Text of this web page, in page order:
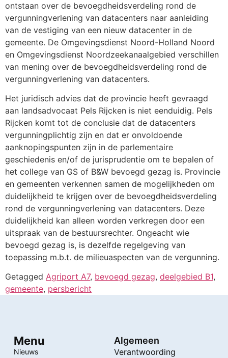
ontstaan over de bevoegdheidsverdeling rond de
vergunningverlening van datacenters naar aanleiding
van de vestiging van een nieuw datacenter in de
gemeente. De Omgevingsdienst Noord-Holland Noord
en Omgevingsdienst Noordzeekanaalgebied verschillen
van mening over de bevoegdheidsverdeling rond de
vergunningverlening van datacenters.
Het juridisch advies dat de provincie heeft gevraagd
aan landsadvocaat Pels Rijcken is niet eenduidig. Pels
Rijcken komt tot de conclusie dat de datacenters
vergunningplichtig zijn en dat er onvoldoende
aanknopingspunten zijn in de parlementaire
geschiedenis en/of de jurisprudentie om te bepalen of
het college van GS of B&W bevoegd gezag is. Provincie
en gemeenten verkennen samen de mogelijkheden om
duidelijkheid te krijgen over de bevoegdheidsverdeling
rond de vergunningverlening van datacenters. Deze
duidelijkheid kan alleen worden verkregen door een
uitspraak van de bestuursrechter. Ongeacht wie
bevoegd gezag is, is dezelfde regelgeving van
toepassing m.b.t. de milieuaspecten van de vergunning.
Getagged Agriport A7, bevoegd gezag, deelgebied B1,
gemeente, persbericht
Menu
Nieuws
Algemeen
Verantwoording